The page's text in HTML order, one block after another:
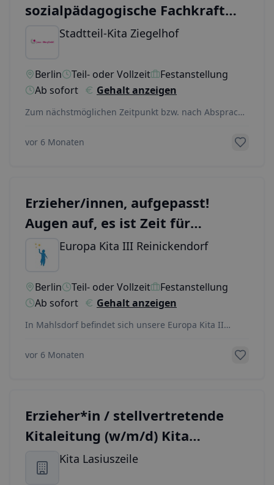
sozialpädagogische Fachkraft
(w/m/d) Kita Spandau
Stadtteil-Kita Ziegelhof
Berlin Teil- oder Vollzeit
Festanstellung
Ab sofort
Gehalt anzeigen
Zum nächstmöglichen Zeitpunkt bzw. nach Absprache
vor 6 Monaten
Erzieher/innen, aufgepasst!
Augen auf, es ist Zeit für
Veränderungen...
Europa Kita III Reinickendorf
Berlin Teil- oder Vollzeit
Festanstellung
Ab sofort
Gehalt anzeigen
In Mahlsdorf befindet sich unsere Europa Kita II
vor 6 Monaten
Erzieher*in / stellvertretende
Kitaleitung (w/m/d) Kita
SpandauKita Lasiuszeile